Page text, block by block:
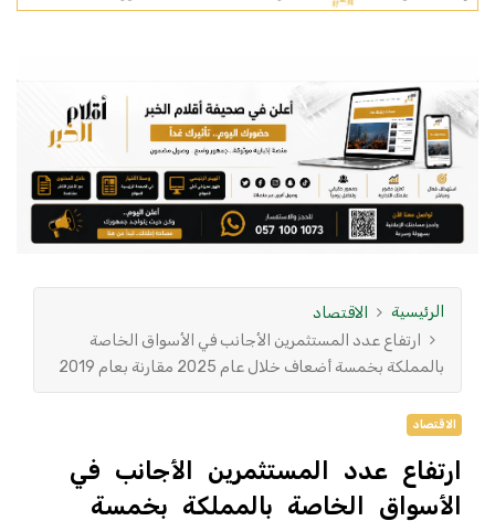
الرئيسية
الاقتصاد
ارتفاع عدد المستثمرين الأجانب في الأسواق الخاصة
بالمملكة بخمسة أضعاف خلال عام 2025 مقارنة بعام 2019
الاقتصاد
ارتفاع عدد المستثمرين الأجانب في
الأسواق الخاصة بالمملكة بخمسة